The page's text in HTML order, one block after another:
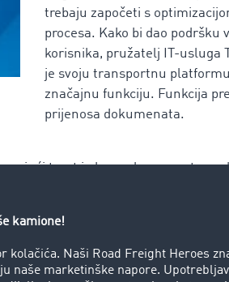
trebaju započeti s
procesa. Kako bi dao podršku
korisnika, pružatelj IT-usluga
je svoju transportnu
značajnu funkciju. Funkcija
prijenosa dokumenata.
teret i oba poslovna partnera
putem faksa ili e-maila. Neke od
telefoniranje, potrošilo se mnogo
to trebalo promijeniti, tvrdi
integrirana unutar direktorija
dokumenata kao što su EU-